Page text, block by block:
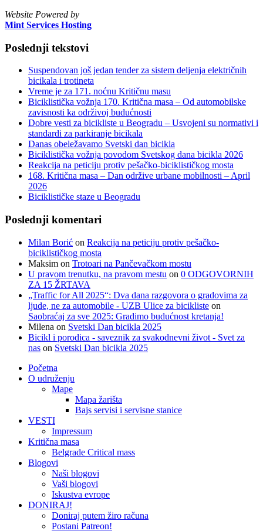
Website Powered by
Mint Services Hosting
Poslednji tekstovi
Suspendovan još jedan tender za sistem deljenja električnih
bicikala i trotineta
Vreme je za 171. noćnu Kritičnu masu
Biciklistička vožnja 170. Kritična masa – Od automobilske
zavisnosti ka održivoj budućnosti
Dobre vesti za bicikliste u Beogradu – Usvojeni su normativi i
standardi za parkiranje bicikala
Danas obeležavamo Svetski dan bicikla
Biciklistička vožnja povodom Svetskog dana bicikla 2026
Reakcija na peticiju protiv pešačko-biciklističkog mosta
168. Kritična masa – Dan održive urbane mobilnosti – April
2026
Biciklističke staze u Beogradu
Poslednji komentari
Milan Borić on Reakcija na peticiju protiv pešačko-
biciklističkog mosta
Maksim on Trotoari na Pančevačkom mostu
U pravom trenutku, na pravom mestu on 0 ODGOVORNIH
ZA 15 ŽRTAVA
„Traffic for All 2025“: Dva dana razgovora o gradovima za
ljude, ne za automobile - UZB Ulice za bicikliste on
Saobraćaj za sve 2025: Gradimo budućnost kretanja!
Milena on Svetski Dan bicikla 2025
Bicikl i porodica - saveznik za svakodnevni život - Svet za
nas on Svetski Dan bicikla 2025
Početna
O udruženju
Mape
Mapa žarišta
Bajs servisi i servisne stanice
VESTI
Impressum
Kritična masa
Belgrade Critical mass
Blogovi
Naši blogovi
Vaši blogovi
Iskustva evrope
DONIRAJ!
Doniraj putem žiro računa
Postani Patreon!